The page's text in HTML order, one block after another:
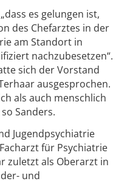
es gelungen ist,
des Chefarztes in der
am Standort in
nachzubesetzen“.
sich der Vorstand
ausgesprochen.
als auch menschlich
Sanders.
Jugendpsychiatrie
für Psychiatrie
zuletzt als Oberarzt in
und